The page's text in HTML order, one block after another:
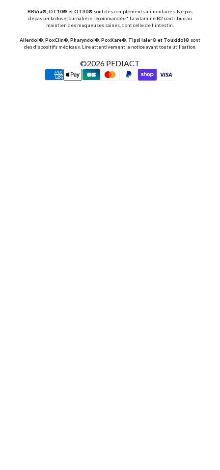
BBVia®, OT10® et OT30® sont des compléments alimentaires. Ne pas
dépasser la dose journalière recommandée.* La vitamine B2 contribue au
maintien des muqueuses saines, dont celle de l'intestin.
Allerdol®, PoxClin®, Pharyndol®, PoxKare®, TipsHaler® et Touxidol® sont
des dispositifs médicaux. Lire attentivement la notice avant toute utilisation.
©2026 PEDIACT